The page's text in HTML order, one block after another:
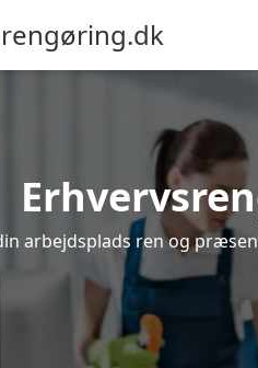
arbejdsplads ren og